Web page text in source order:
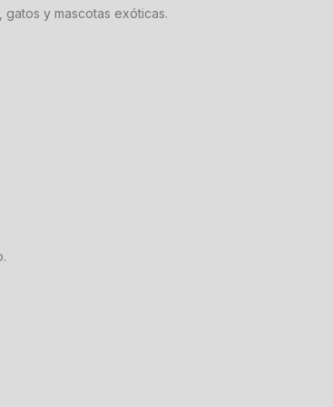
y mascotas exóticas.